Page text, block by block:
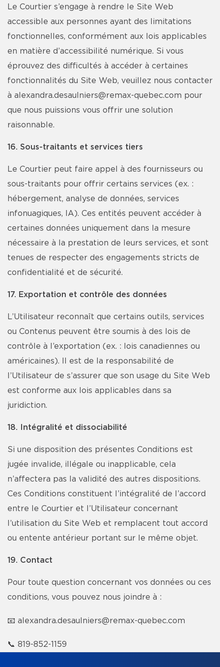
Le Courtier s’engage à rendre le Site Web
accessible aux personnes ayant des limitations
fonctionnelles, conformément aux lois applicables
en matière d’accessibilité numérique. Si vous
éprouvez des difficultés à accéder à certaines
fonctionnalités du Site Web, veuillez nous contacter
à alexandra.desaulniers@remax-quebec.com pour
que nous puissions vous offrir une solution
raisonnable.
16. Sous-traitants et services tiers
Le Courtier peut faire appel à des fournisseurs ou
sous-traitants pour offrir certains services (ex. :
hébergement, analyse de données, services
infonuagiques, IA). Ces entités peuvent accéder à
certaines données uniquement dans la mesure
nécessaire à la prestation de leurs services, et sont
tenues de respecter des engagements stricts de
confidentialité et de sécurité.
17. Exportation et contrôle des données
L’Utilisateur reconnaît que certains outils, services
ou Contenus peuvent être soumis à des lois de
contrôle à l’exportation (ex. : lois canadiennes ou
américaines). Il est de la responsabilité de
l’Utilisateur de s’assurer que son usage du Site Web
est conforme aux lois applicables dans sa
juridiction.
18. Intégralité et dissociabilité
Si une disposition des présentes Conditions est
jugée invalide, illégale ou inapplicable, cela
n’affectera pas la validité des autres dispositions.
Ces Conditions constituent l’intégralité de l’accord
entre le Courtier et l’Utilisateur concernant
l’utilisation du Site Web et remplacent tout accord
ou entente antérieur portant sur le même objet.
19. Contact
Pour toute question concernant vos données ou ces
conditions, vous pouvez nous joindre à :
📧 alexandra.desaulniers@remax-quebec.com
📞 819-852-1159